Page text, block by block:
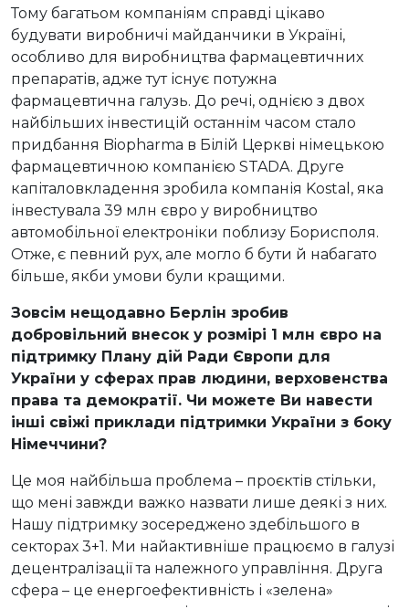
Тому багатьом компаніям справді цікаво
будувати виробничі майданчики в Україні,
особливо для виробництва фармацевтичних
препаратів, адже тут існує потужна
фармацевтична галузь. До речі, однією з двох
найбільших інвестицій останнім часом стало
придбання Biopharma в Білій Церкві німецькою
фармацевтичною компанією STADA. Друге
капіталовкладення зробила компанія Kostal, яка
інвестувала 39 млн євро у виробництво
автомобільної електроніки поблизу Борисполя.
Отже, є певний рух, але могло б бути й набагато
більше, якби умови були кращими.
Зовсім нещодавно Берлін зробив
добровільний внесок у розмірі 1 млн євро на
підтримку Плану дій Ради Європи для
України у сферах прав людини, верховенства
права та демократії. Чи можете Ви навести
інші свіжі приклади підтримки України з боку
Німеччини?
Це моя найбільша проблема – проєктів стільки,
що мені завжди важко назвати лише деякі з них.
Нашу підтримку зосереджено здебільшого в
секторах 3+1. Ми найактивніше працюємо в галузі
децентралізації та належного управління. Друга
сфера – це енергоефективність і «зелена»